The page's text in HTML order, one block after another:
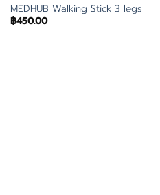
MEDHUB Walking Stick 3 legs
฿450.00